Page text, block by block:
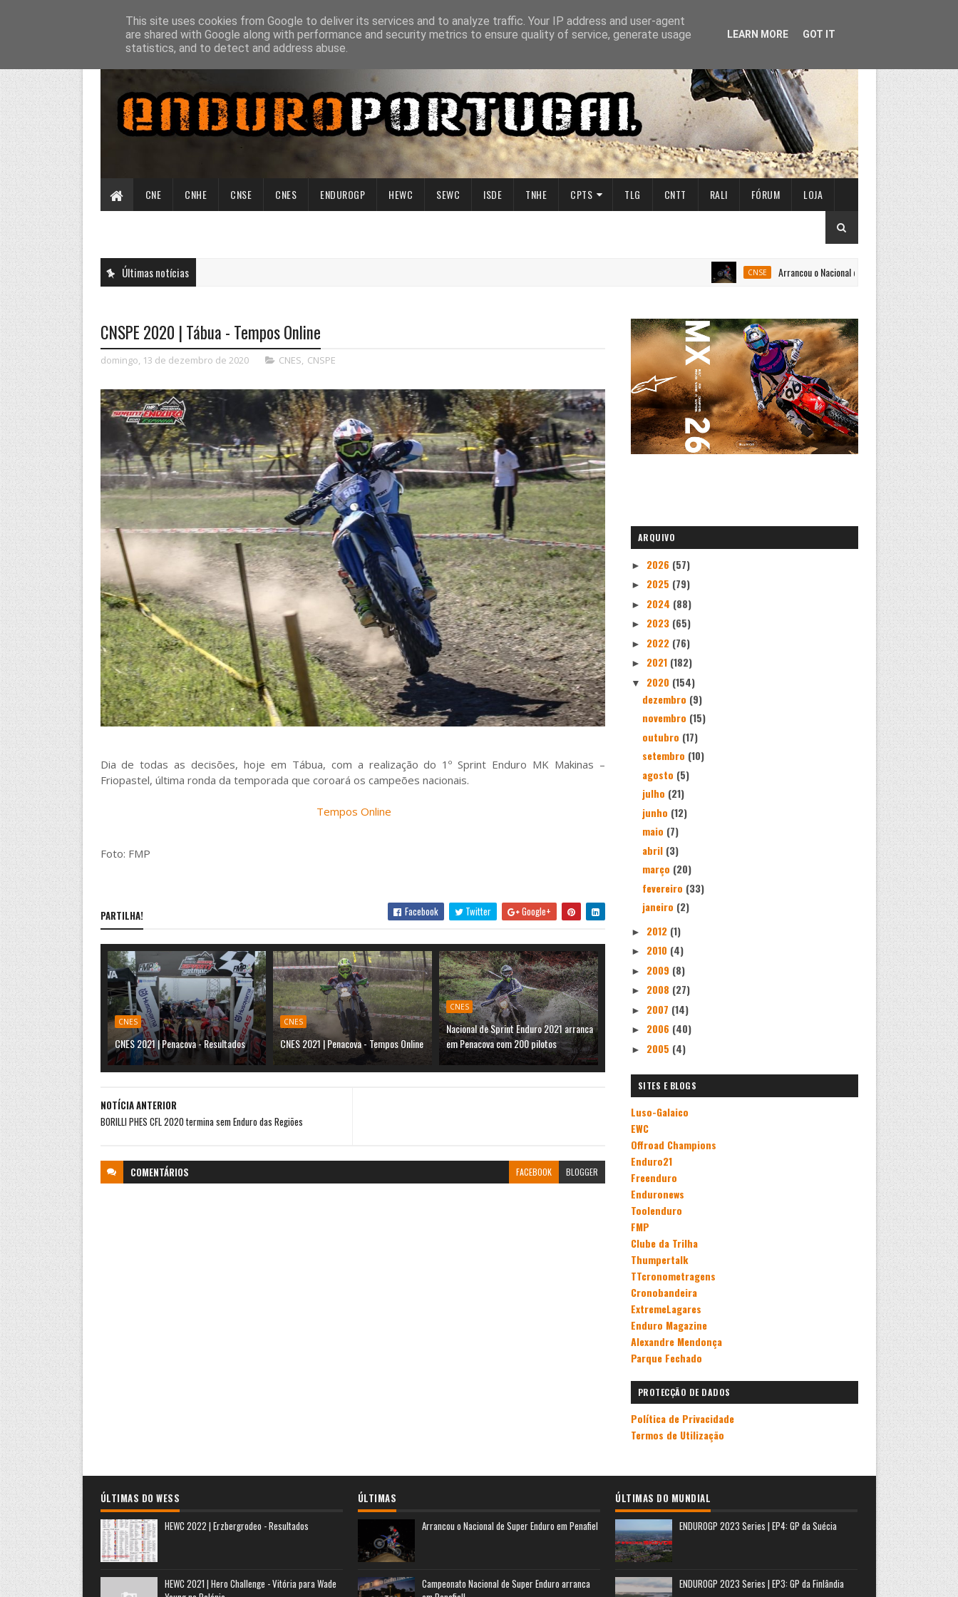
CNE CNHE CNSE CNES ENDUROGP HEWC SEWC ISDE TNHE CPTS TLG CNTT RALI FÓRUM LOJA
Últimas notícias CNSE Arrancou o Nacional de Super Enduro em Penafiel
CNSPE 2020 | Tábua - Tempos Online
domingo, 13 de dezembro de 2020 CNES, CNSPE
Dia de todas as decisões, hoje em Tábua, com a realização do 1º Sprint Enduro MK Makinas –
Friopastel, última ronda da temporada que coroará os campeões nacionais.
Tempos Online
Foto: FMP
PARTILHA! Facebook Twitter Google+
CNES
CNES 2021 | Penacova - Resultados
CNES
CNES 2021 | Penacova - Tempos Online
CNES
Nacional de Sprint Enduro 2021 arranca
em Penacova com 200 pilotos
NOTÍCIA ANTERIOR
BORILLI PHES CFL 2020 termina sem Enduro das Regiões
COMENTÁRIOS FACEBOOK BLOGGER
ARQUIVO
► 2026 (57)
► 2025 (79)
► 2024 (88)
► 2023 (65)
► 2022 (76)
► 2021 (182)
▼ 2020 (154)
dezembro (9)
novembro (15)
outubro (17)
setembro (10)
agosto (5)
julho (21)
junho (12)
maio (7)
abril (3)
março (20)
fevereiro (33)
janeiro (2)
► 2012 (1)
► 2010 (4)
► 2009 (8)
► 2008 (27)
► 2007 (14)
► 2006 (40)
► 2005 (4)
SITES E BLOGS
Luso-Galaico
EWC
Offroad Champions
Enduro21
Freenduro
Enduronews
Toolenduro
FMP
Clube da Trilha
Thumpertalk
TTcronometragens
Cronobandeira
ExtremeLagares
Enduro Magazine
Alexandre Mendonça
Parque Fechado
PROTECÇÃO DE DADOS
Política de Privacidade
Termos de Utilização
ÚLTIMAS DO WESS
HEWC 2022 | Erzbergrodeo - Resultados
HEWC 2021 | Hero Challenge - Vitória para Wade
ÚLTIMAS
Arrancou o Nacional de Super Enduro em Penafiel
Campeonato Nacional de Super Enduro arranca
ÚLTIMAS DO MUNDIAL
ENDUROGP 2023 Series | EP4: GP da Suécia
ENDUROGP 2023 Series | EP3: GP da Finlândia
This site uses cookies from Google to deliver its services and to analyze traffic. Your IP address and user-agent
are shared with Google along with performance and security metrics to ensure quality of service, generate usage
statistics, and to detect and address abuse.
LEARN MORE GOT IT